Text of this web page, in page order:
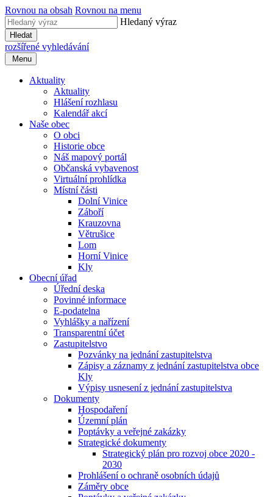
Rovnou na obsah Rovnou na menu
Hledaný výraz
Hledat
rozšířené vyhledávání
Menu
Aktuality
Aktuality
Hlášení rozhlasu
Kalendář akcí
Naše obec
O obci
Historie obce
Náš mapový portál
Občanská vybavenost
Virtuální prohlídka
Místní části
Dolní Vinice
Záboří
Krauzovna
Větrušice
Lom
Horní Vinice
Kly
Obecní úřad
Úřední deska
Povinné informace
E-podatelna
Vyhlášky a nařízení
Transparentní účet
Zastupitelstvo
Pozvánky na jednání zastupitelstva
Zápisy a záznamy z jednání zastupitelstva obce
Kly
Výpisy usnesení z jednání zastupitelstva
Dokumenty
Hospodaření
Územní plán
Poptávky a veřejné zakázky
Strategické dokumenty
Strategický plán pro rozvoj obce 2020 -
2030
Prohlášení o ochraně osobních údajů
Záměry obce